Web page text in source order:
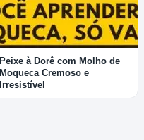
Peixe à Dorê com Molho de
Moqueca Cremoso e
Irresistível